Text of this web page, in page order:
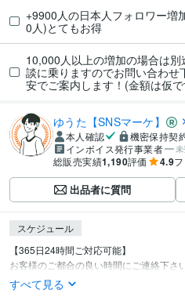
+9900人の日本人フォロワー増
0人)とてもお得
10,000人以上の増加の場合は別
談に乗りますのでお問い合わせ
安でご案内します！(金額は仮
ゆうた【SNSマーケ】
本人確認
機密保持契
インボイス発行事業者
総販売実績1,190評価 4.9
出品者に質問
スケジュール
【365日24時間ご対応可能】
お客様のご都合の良い時間にご連絡下さい
すべて見る